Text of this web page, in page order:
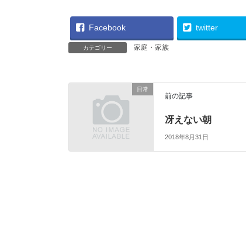
Facebook twitter
カテゴリー 家庭・家族
日常
前の記事
冴えない朝
2018年8月31日